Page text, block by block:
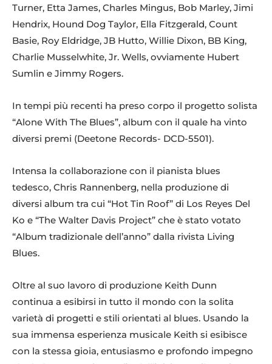
Turner, Etta James, Charles Mingus, Bob Marley, Jimi
Hendrix, Hound Dog Taylor, Ella Fitzgerald, Count
Basie, Roy Eldridge, JB Hutto, Willie Dixon, BB King,
Charlie Musselwhite, Jr. Wells, ovviamente Hubert
Sumlin e Jimmy Rogers.
In tempi più recenti ha preso corpo il progetto solista
“Alone With The Blues”, album con il quale ha vinto
diversi premi (Deetone Records- DCD-5501).
Intensa la collaborazione con il pianista blues
tedesco, Chris Rannenberg, nella produzione di
diversi album tra cui “Hot Tin Roof” di Los Reyes Del
Ko e “The Walter Davis Project” che è stato votato
“Album tradizionale dell’anno” dalla rivista Living
Blues.
Oltre al suo lavoro di produzione Keith Dunn
continua a esibirsi in tutto il mondo con la solita
varietà di progetti e stili orientati al blues. Usando la
sua immensa esperienza musicale Keith si esibisce
con la stessa gioia, entusiasmo e profondo impegno